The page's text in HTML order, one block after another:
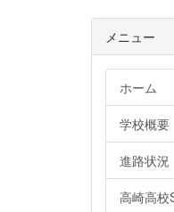
メニュー
ホーム
学校概要
進路状況
高崎高校